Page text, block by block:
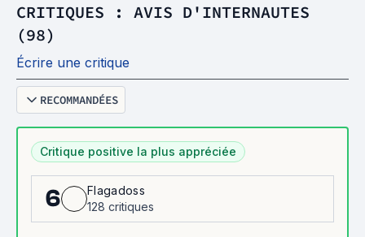
CRITIQUES : AVIS D'INTERNAUTES
(98)
Écrire une critique
RECOMMANDÉES
Critique positive la plus appréciée
6
Flagadoss
128 critiques